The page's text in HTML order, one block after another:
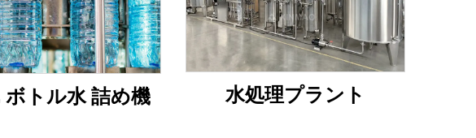
ボトル水 詰め機 水処理プラント